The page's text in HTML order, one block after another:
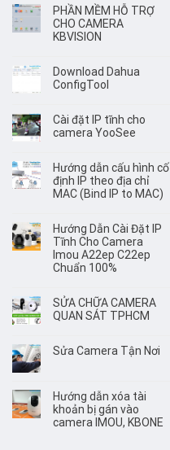
PHẦN MỀM HỖ TRỢ
CHO CAMERA
KBVISION
Download Dahua
ConfigTool
Cài đặt IP tĩnh cho
camera YooSee
Hướng dẫn cấu hình cố
định IP theo địa chỉ
MAC (Bind IP to MAC)
Hướng Dẫn Cài Đặt IP
Tĩnh Cho Camera
Imou A22ep C22ep
Chuẩn 100%
SỬA CHỮA CAMERA
QUAN SÁT TPHCM
Sửa Camera Tận Nơi
Hướng dẫn xóa tài
khoản bị gán vào
camera IMOU, KBONE